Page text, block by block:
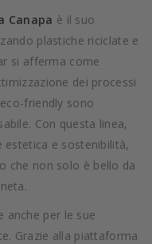
Canapa è il suo
plastiche riciclate e
si afferma come
dei processi
friendly sono
Con questa linea,
estetica e sostenibilità,
che non solo è bello da
anche per le sue
Grazie alla piattaforma